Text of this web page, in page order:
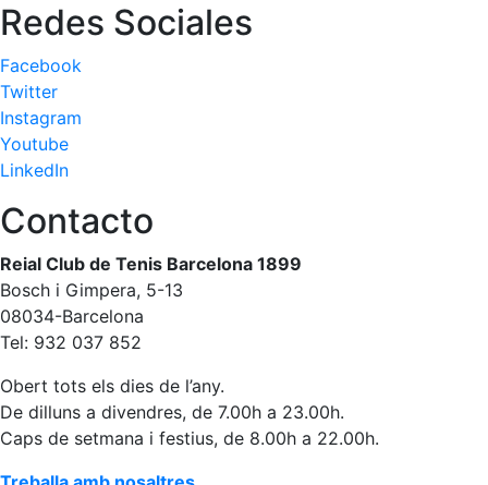
Redes Sociales
Facebook
Twitter
Instagram
Youtube
LinkedIn
Contacto
Reial Club de Tenis Barcelona 1899
Bosch i Gimpera, 5-13
08034-Barcelona
Tel: 932 037 852
Obert tots els dies de l’any.
De dilluns a divendres, de 7.00h a 23.00h.
Caps de setmana i festius, de 8.00h a 22.00h.